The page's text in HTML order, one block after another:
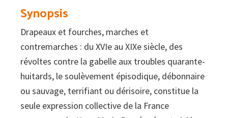
Les
soulèvements
paysans
en
France
du
XVI
Synopsis
Drapeaux et fourches, marches et
contremarches : du XVIe au XIXe siècle, des
révoltes contre la gabelle aux troubles quarante-
huitards, le soulèvement épisodique, débonnaire
ou sauvage, terrifiant ou dérisoire, constitue la
seule expression collective de la France